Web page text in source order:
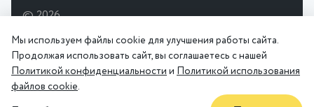
© 2026
cerca de la estación de metro
habitaciones, Restaurante, sala de
conferencias.
Política
de
Privacidad
Acuerdo
de
Usuario
Мы используем файлы cookie для улучшения работы сайта.
Продолжая использовать сайт, вы соглашаетесь с нашей
Политикой конфиденциальности и Политикой использования
файлов cookie.